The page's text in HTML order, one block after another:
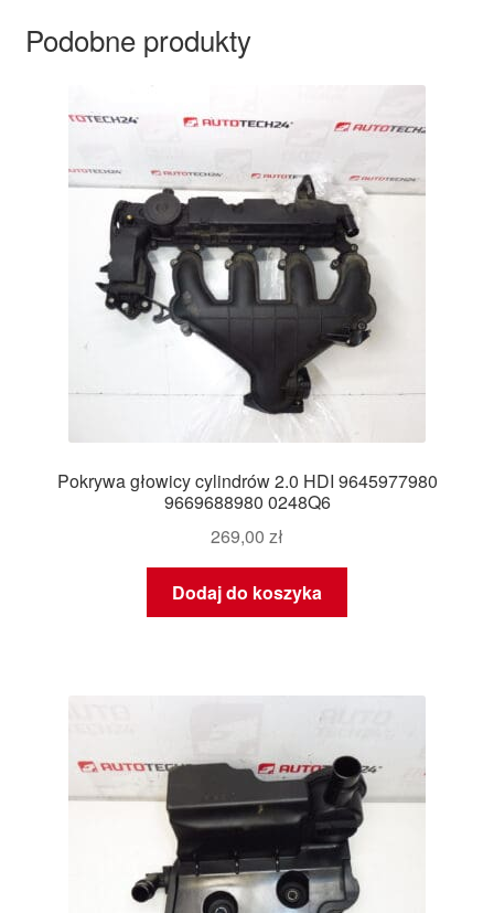
Podobne produkty
Pokrywa głowicy cylindrów 2.0 HDI 9645977980
9669688980 0248Q6
269,00 zł
Dodaj do koszyka